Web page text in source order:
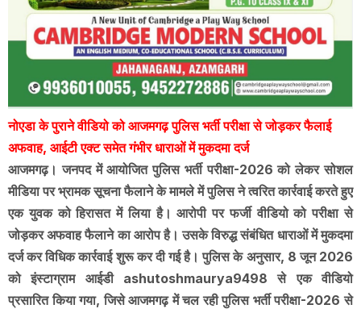
नोएडा के पुराने वीडियो को आजमगढ़ पुलिस भर्ती परीक्षा से जोड़कर फैलाई
अफवाह, आईटी एक्ट समेत गंभीर धाराओं में मुकदमा दर्ज
आजमगढ़। जनपद में आयोजित पुलिस भर्ती परीक्षा-2026 को लेकर सोशल
मीडिया पर भ्रामक सूचना फैलाने के मामले में पुलिस ने त्वरित कार्रवाई करते हुए
एक युवक को हिरासत में लिया है। आरोपी पर फर्जी वीडियो को परीक्षा से
जोड़कर अफवाह फैलाने का आरोप है। उसके विरुद्ध संबंधित धाराओं में मुकदमा
दर्ज कर विधिक कार्रवाई शुरू कर दी गई है। पुलिस के अनुसार, 8 जून 2026
को इंस्टाग्राम आईडी ashutoshmaurya9498 से एक वीडियो
प्रसारित किया गया, जिसे आजमगढ़ में चल रही पुलिस भर्ती परीक्षा-2026 से